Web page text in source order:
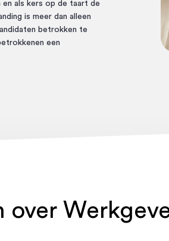
als kers op de taart de
is meer dan alleen
betrokken te
een
over